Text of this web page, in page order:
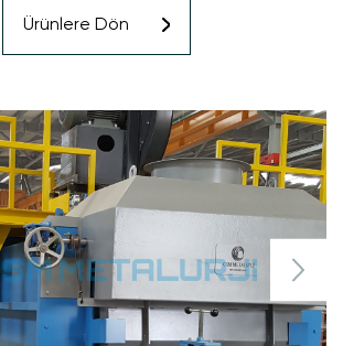
Ürünlere Dön